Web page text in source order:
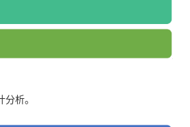
析。